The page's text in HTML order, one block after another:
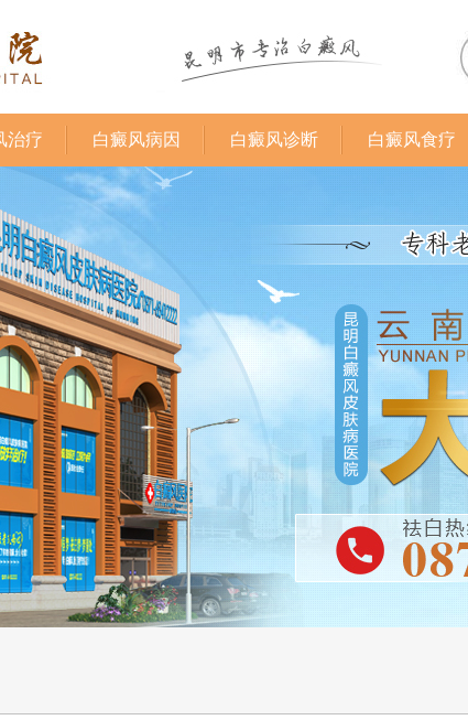
治疗 白癜风病因 白癜风诊断 白癜风食疗